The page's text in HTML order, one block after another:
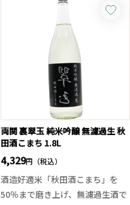
口当たりを実現しました。
美しい琥珀色が目にも楽しく、バ
ニラを思わせるやさしい甘みと、
余韻に広がる芋のやわらかい甘さ
が印象的。ロックやストレートで
その華やかな風味をダイレクト
に、あるいはお湯割りで甘みを引
き出して楽しむのもおすすめで
す。
焼酎でありながらも、ウイスキー
のような風格を感じさせる。樽熟
ます。
両関 裏翠玉 純米吟醸 無濾過生 秋
田酒こまち 1.8L
4,329円（税込）
酒造好適米「秋田酒こまち」を
50％まで磨き上げ、無濾過生酒で